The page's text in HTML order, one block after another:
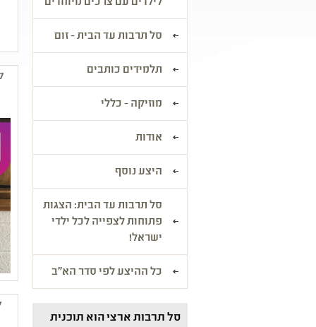
לילדים עם צרכים מיוחדים
סל תרבות עד הבית - זום
תלמידים כותבים
מוזיקה - כללי
אודות
היצע נוסף
סל תרבות עד הבית: הצגות
פתוחות לצפייה לכל ילדי
ישראל!
כל ההיצע לפי סדר הא"ב
סל תרבות ארצי הוא תוכנית